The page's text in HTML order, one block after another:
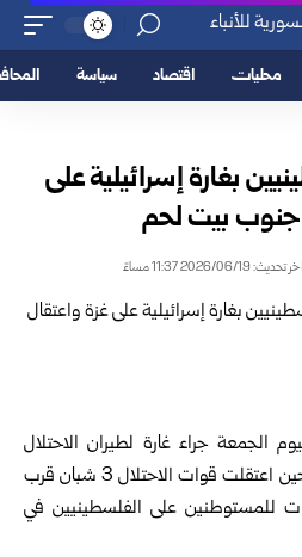
محليات اقتصاد سياسة
بغارة إسرائيلية على
اخر تحديث: 2026/06/19 11:37 مساءً
الجمعة جراء غارة لطيران الاحتلال
، في حين اعتقلت قوات الاحتلال 3 شبان قرب
للمستوطنين على الفلسطينيين في